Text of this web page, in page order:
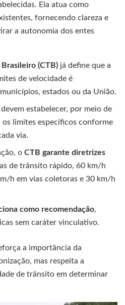
Ela atua como
fornecendo clareza e
a autonomia dos entes
(CTB) já define que a
de velocidade é
estados ou da União.
devem estabelecer, por meio de
os limites específicos conforme
via.
oCTB garante diretrizes
de trânsito rápido, 60 km/h
h em vias coletoras e 30 km/h
como recomendação,
sem caráter vinculativo.
a importância da
mas respeita a
de trânsito em determinar